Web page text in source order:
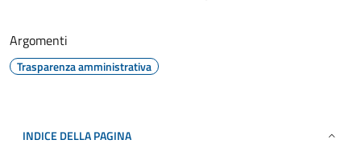
Argomenti
Trasparenza amministrativa
INDICE DELLA PAGINA